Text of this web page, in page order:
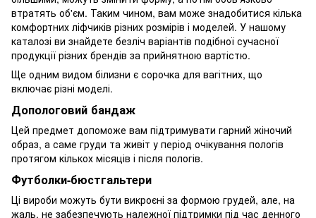
втратять об'єм. Таким чином, вам може знадобитися кілька
комфортних ліфчиків різних розмірів і моделей. У нашому
каталозі ви знайдете безліч варіантів подібної сучасної
продукції різних брендів за прийнятною вартістю.
Ще одним видом білизни є сорочка для вагітних, що
включає різні моделі.
Допологовий бандаж
Цей предмет допоможе вам підтримувати гарний жіночий
образ, а саме груди та живіт у період очікування пологів
протягом кількох місяців і після пологів.
Футболки-бюстгальтери
Ці вироби можуть бути викроєні за формою грудей, але, на
жаль, не забезпечують належної підтримки під час денного